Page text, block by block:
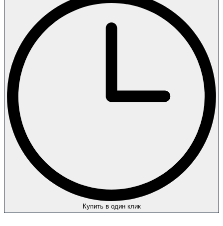
Купить в один клик